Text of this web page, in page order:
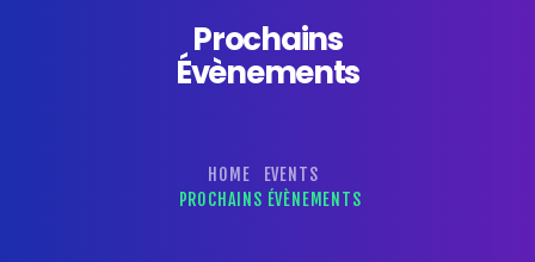
Prochains
Évènements
HOME
EVENTS
PROCHAINS ÉVÈNEMENTS